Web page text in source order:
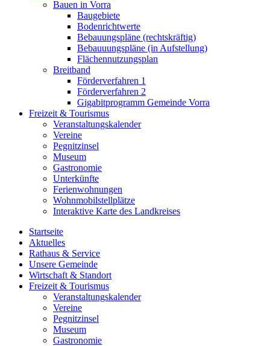
Bauen in Vorra
Baugebiete
Bodenrichtwerte
Bebauungspläne (rechtskräftig)
Bebauuungspläne (in Aufstellung)
Flächennutzungsplan
Breitband
Förderverfahren 1
Förderverfahren 2
Gigabitprogramm Gemeinde Vorra
Freizeit & Tourismus
Veranstaltungskalender
Vereine
Pegnitzinsel
Museum
Gastronomie
Unterkünfte
Ferienwohnungen
Wohnmobilstellplätze
Interaktive Karte des Landkreises
Startseite
Aktuelles
Rathaus & Service
Unsere Gemeinde
Wirtschaft & Standort
Freizeit & Tourismus
Veranstaltungskalender
Vereine
Pegnitzinsel
Museum
Gastronomie